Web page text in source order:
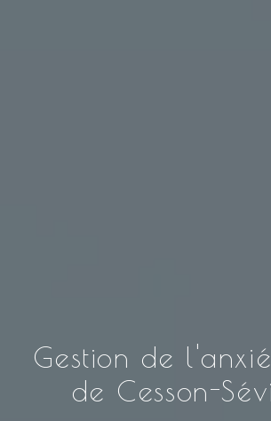
Gestion de
de Cesson-